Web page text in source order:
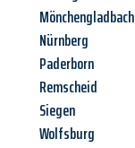
Mönchengladbach
Nürnberg
Paderborn
Remscheid
Siegen
Wolfsburg